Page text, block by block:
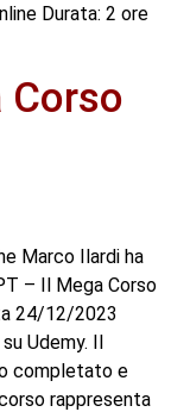
Durata: 2 ore
Corso
Marco Ilardi ha
– Il Mega Corso
24/12/2023
Udemy. Il
completato e
rappresenta